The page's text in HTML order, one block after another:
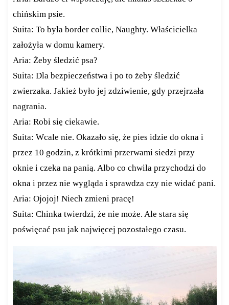
chińskim psie.
Suita: To była border collie, Naughty. Właścicielka
założyła w domu kamery.
Aria: Żeby śledzić psa?
Suita: Dla bezpieczeństwa i po to żeby śledzić
zwierzaka. Jakież było jej zdziwienie, gdy przejrzała
nagrania.
Aria: Robi się ciekawie.
Suita: Wcale nie. Okazało się, że pies idzie do okna i
przez 10 godzin, z krótkimi przerwami siedzi przy
oknie i czeka na panią. Albo co chwila przychodzi do
okna i przez nie wygląda i sprawdza czy nie widać pani.
Aria: Ojojoj! Niech zmieni pracę!
Suita: Chinka twierdzi, że nie może. Ale stara się
poświęcać psu jak najwięcej pozostałego czasu.